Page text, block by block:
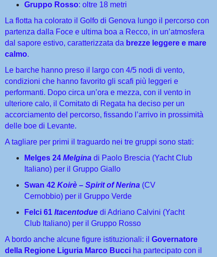
Gruppo Rosso: oltre 18 metri
La flotta ha colorato il Golfo di Genova lungo il percorso con
partenza dalla Foce e ultima boa a Recco, in un’atmosfera
dal sapore estivo, caratterizzata da brezze leggere e mare
calmo.
Le barche hanno preso il largo con 4/5 nodi di vento,
condizioni che hanno favorito gli scafi più leggeri e
performanti. Dopo circa un’ora e mezza, con il vento in
ulteriore calo, il Comitato di Regata ha deciso per un
accorciamento del percorso, fissando l’arrivo in prossimità
delle boe di Levante.
A tagliare per primi il traguardo nei tre gruppi sono stati:
Melges 24 Melginadi Paolo Brescia (Yacht Club
Italiano) per il Gruppo Giallo
Swan 42 Koirè – Spirit of Nerina(CV
Cernobbio) per il Gruppo Verde
Felci 61 Itacentoduedi Adriano Calvini (Yacht
Club Italiano) per il Gruppo Rosso
A bordo anche alcune figure istituzionali: il Governatore
della Regione Liguria Marco Bucci ha partecipato con il